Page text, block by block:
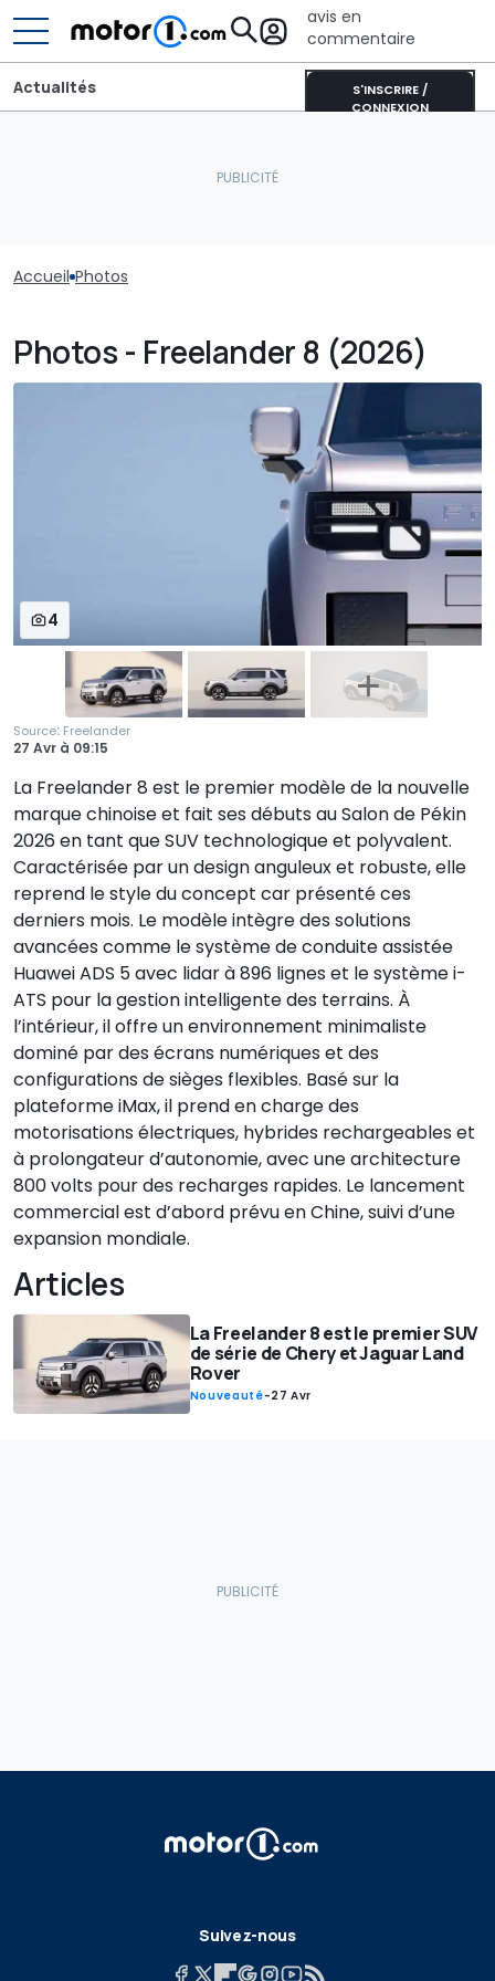
avis en
commentaire
S'INSCRIRE /
CONNEXION
Actualités
Accueil Photos
Photos - Freelander 8 (2026)
4
Source: Freelander
27 Avr à 09:15
La Freelander 8 est le premier modèle de la nouvelle
marque chinoise et fait ses débuts au Salon de Pékin
2026 en tant que SUV technologique et polyvalent.
Caractérisée par un design anguleux et robuste, elle
reprend le style du concept car présenté ces
derniers mois. Le modèle intègre des solutions
avancées comme le système de conduite assistée
Huawei ADS 5 avec lidar à 896 lignes et le système i-
ATS pour la gestion intelligente des terrains. À
l’intérieur, il offre un environnement minimaliste
dominé par des écrans numériques et des
configurations de sièges flexibles. Basé sur la
plateforme iMax, il prend en charge des
motorisations électriques, hybrides rechargeables et
à prolongateur d’autonomie, avec une architecture
800 volts pour des recharges rapides. Le lancement
commercial est d’abord prévu en Chine, suivi d’une
expansion mondiale.
Articles
La Freelander 8 est le premier SUV
de série de Chery et Jaguar Land
Rover
Nouveauté-27 Avr
Suivez-nous